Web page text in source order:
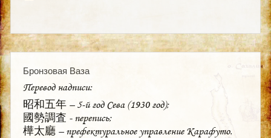
Бронзовая Ваза
Перевод надписи:
昭和五年 – 5-й год Сева (1930 год);
國勢調査 - перепись;
樺太廳 – префектуральное управление Карафуто.